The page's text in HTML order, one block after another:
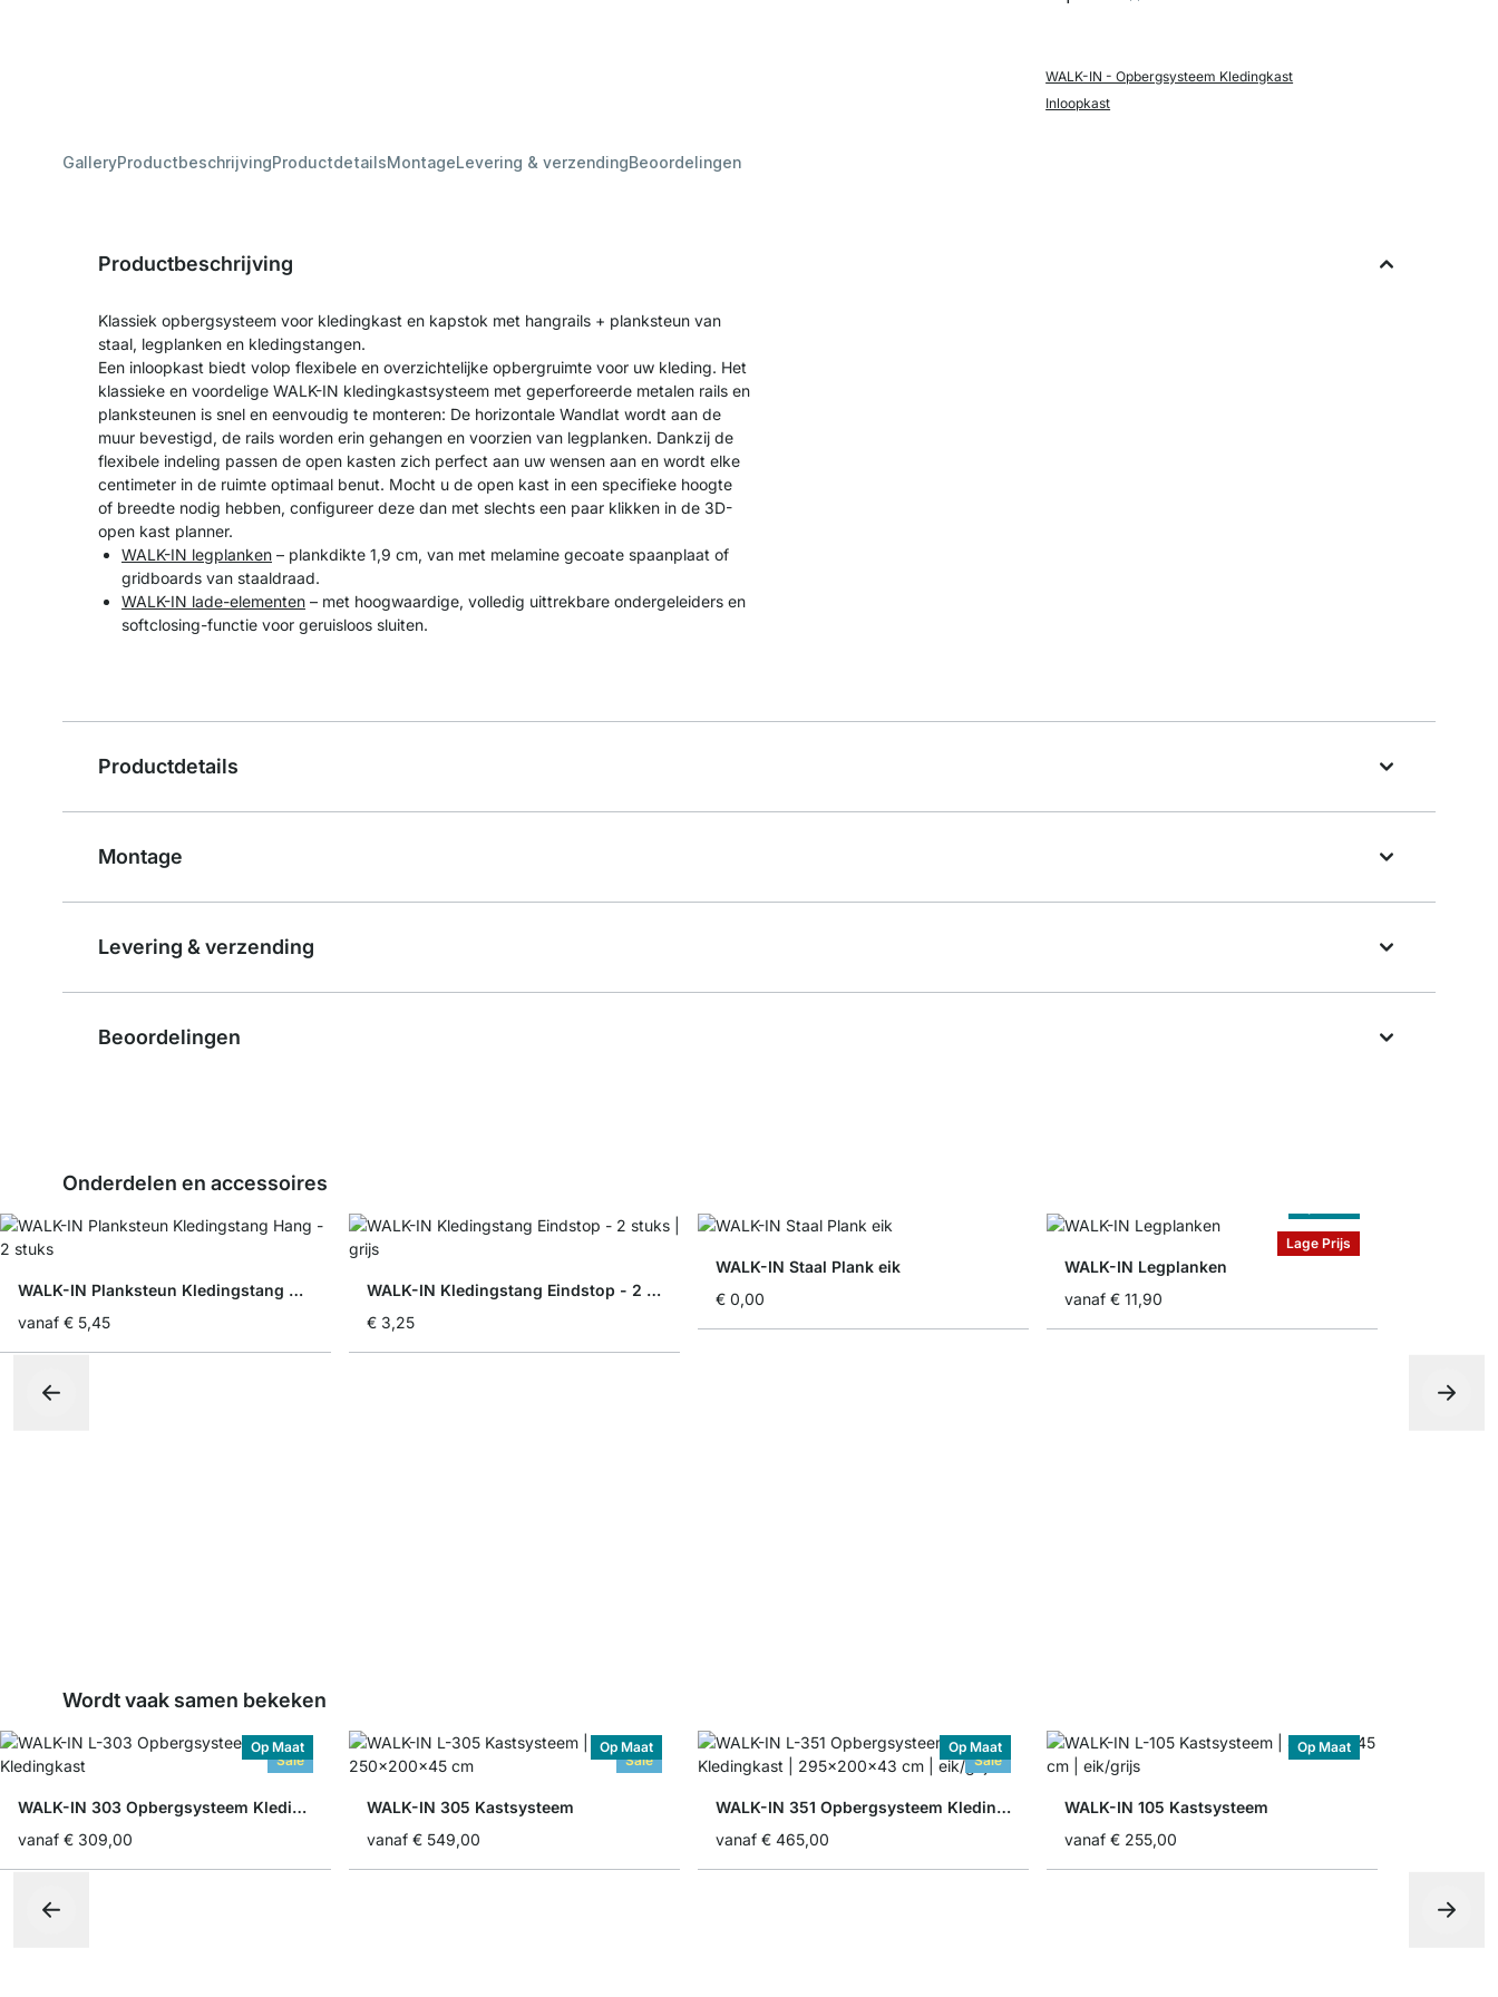
WALK-IN - Opbergsysteem Kledingkast
Inloopkast
GalleryProductbeschrijvingProductdetailsMontageLevering & verzendingBeoordelingen
Productbeschrijving
Klassiek opbergsysteem voor kledingkast en kapstok met hangrails + planksteun van
staal, legplanken en kledingstangen.
Een inloopkast biedt volop flexibele en overzichtelijke opbergruimte voor uw kleding. Het
klassieke en voordelige WALK-IN kledingkastsysteem met geperforeerde metalen rails en
planksteunen is snel en eenvoudig te monteren: De horizontale Wandlat wordt aan de
muur bevestigd, de rails worden erin gehangen en voorzien van legplanken. Dankzij de
flexibele indeling passen de open kasten zich perfect aan uw wensen aan en wordt elke
centimeter in de ruimte optimaal benut. Mocht u de open kast in een specifieke hoogte
of breedte nodig hebben, configureer deze dan met slechts een paar klikken in de 3D-
open kast planner.
WALK-IN legplanken – plankdikte 1,9 cm, van met melamine gecoate spaanplaat of
gridboards van staaldraad.
WALK-IN lade-elementen – met hoogwaardige, volledig uittrekbare ondergeleiders en
softclosing-functie voor geruisloos sluiten.
Productdetails
Montage
Levering & verzending
Beoordelingen
Onderdelen en accessoires
WALK-IN Planksteun Kledingstang Hang - 2 stuks
vanaf € 5,45
WALK-IN Kledingstang Eindstop - 2 stuks
€ 3,25
WALK-IN Staal Plank eik
€ 0,00
Lage Prijs
WALK-IN Legplanken
vanaf € 11,90
Wordt vaak samen bekeken
Sale
Op Maat
WALK-IN 303 Opbergsysteem Kledingkast
vanaf € 309,00
Sale
Op Maat
WALK-IN 305 Kastsysteem
vanaf € 549,00
Sale
Op Maat
WALK-IN 351 Opbergsysteem Kledingkast
vanaf € 465,00
Op Maat
WALK-IN 105 Kastsysteem
vanaf € 255,00